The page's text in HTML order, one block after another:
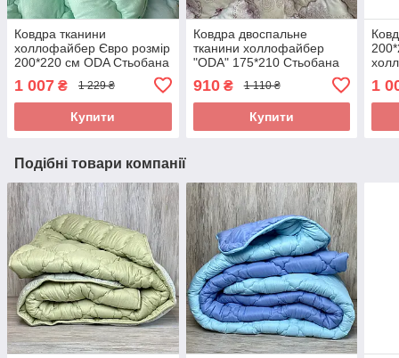
Ковдра тканини
холлофайбер Євро розмір
200*220 см ODA Стьобана
1 007 ₴ 1 229 ₴
Купити
Ковдра двоспальне
тканини холлофайбер
"ODA" 175*210 Стьобана
910₴ 1 110 ₴
Купити
1
Подібні товари компанії